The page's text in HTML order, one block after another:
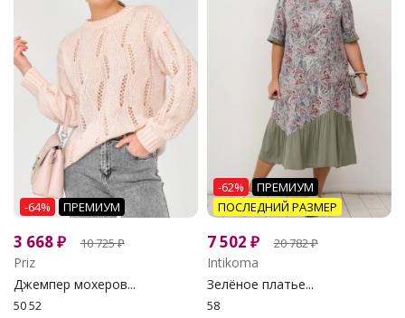
-64% ПРЕМИУМ
3 668₽ 10 725₽
Priz
Джемпер мохеров...
50 52
-62%
ПРЕМИУМ
ПОСЛЕДНИЙ РАЗМЕР
7 502 ₽ 20 782₽
Intikoma
Зелёное платье...
58